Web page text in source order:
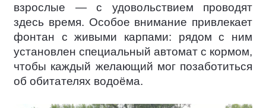
взрослые — с удовольствием проводят
здесь время. Особое внимание привлекает
фонтан с живыми карпами: рядом с ним
установлен специальный автомат с кормом,
чтобы каждый желающий мог позаботиться
об обитателях водоёма.